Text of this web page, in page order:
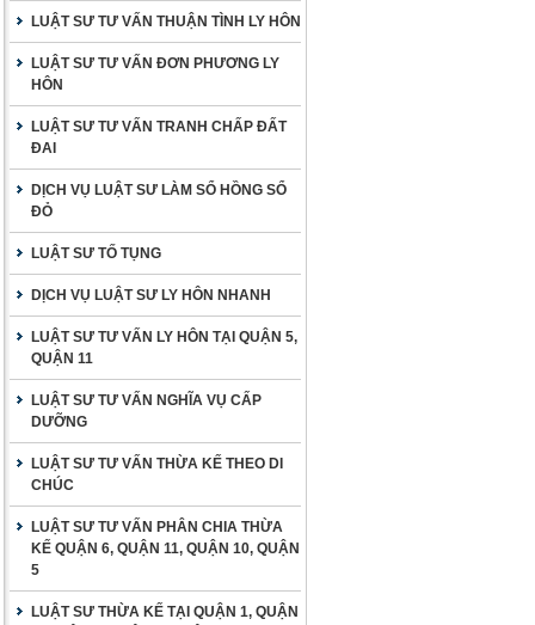
LUẬT SƯ TƯ VẤN THUẬN TÌNH LY HÔN
LUẬT SƯ TƯ VẤN ĐƠN PHƯƠNG LY
HÔN
LUẬT SƯ TƯ VẤN TRANH CHẤP ĐẤT
ĐAI
DỊCH VỤ LUẬT SƯ LÀM SỔ HỒNG SỔ
ĐỎ
LUẬT SƯ TỐ TỤNG
DỊCH VỤ LUẬT SƯ LY HÔN NHANH
LUẬT SƯ TƯ VẤN LY HÔN TẠI QUẬN 5,
QUẬN 11
LUẬT SƯ TƯ VẤN NGHĨA VỤ CẤP
DƯỠNG
LUẬT SƯ TƯ VẤN THỪA KẾ THEO DI
CHÚC
LUẬT SƯ TƯ VẤN PHÂN CHIA THỪA
KẾ QUẬN 6, QUẬN 11, QUẬN 10, QUẬN
5
LUẬT SƯ THỪA KẾ TẠI QUẬN 1, QUẬN